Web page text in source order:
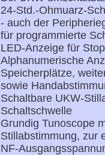
24-Std.-Ohmuarz-
- auch der
für programmierte
LED-Anzeige für
Alphanumerische
Speicherplätze,
sowie
Schaltbare UKW-
Schaltschwelle
Grundig Tunoscope
Stillabstimmung, zur
NF-